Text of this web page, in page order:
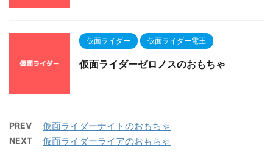
仮面ライダー 仮面ライダー電王
仮面ライダーゼロノスのおもちゃ
PREV 仮面ライダーナイトのおもちゃ
NEXT 仮面ライダーライアのおもちゃ